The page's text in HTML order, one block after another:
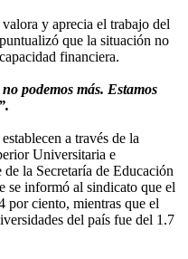
y aprecia el trabajo del
que la situación no
financiera.
podemos más. Estamos
a través de la
Universitaria e
la Secretaría de Educación
se informó al sindicato que el
por ciento, mientras que el
del país fue del 1.7